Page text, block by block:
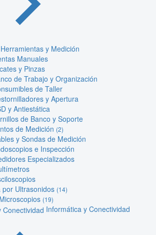
y Medición
Manuales
y Pinzas
de Trabajo y Organización
de Taller
y Apertura
y Antiestática
de Banco y Soporte
de Medición (2)
y Sondas de Medición
e Inspección
Especializados
por Ultrasonidos (14)
(19)
Informática y Conectividad